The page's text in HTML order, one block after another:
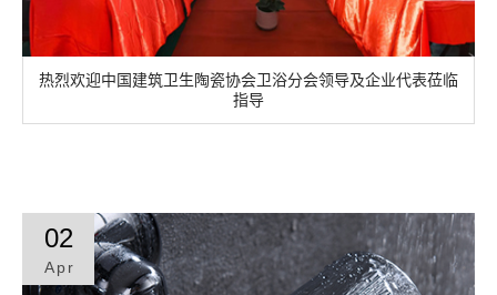
热烈欢迎中国建筑卫生陶瓷协会卫浴分会领导及企业代表莅临
指导​​
02
Apr